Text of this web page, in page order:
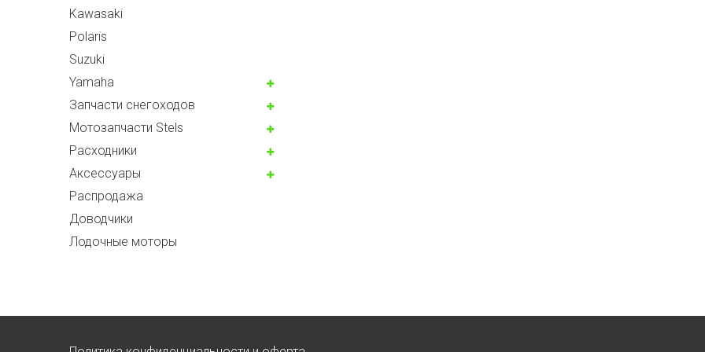
Kawasaki
Polaris
Suzuki
Yamaha
Запчасти снегоходов
Мотозапчасти Stels
Расходники
Аксессуары
Распродажа
Доводчики
Лодочные моторы